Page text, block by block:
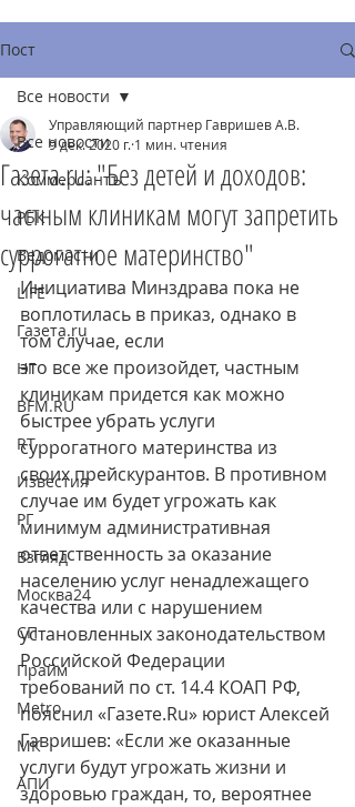
Пост
Все новости
Коммерсантъ
РБК
Ведомости
LIFE
Газета.ru
НГ
BFM.RU
RT
Известия
РГ
Взгляд
Москва24
СП
Прайм
Metro
МК
АПИ
Все новости
Газета.ru: "Без детей и доходов:
частным клиникам могут запретить
суррогатное материнство"
Управляющий партнер Гавришев А.В.
9 дек. 2020 г. 1 мин. чтения
Инициатива Минздрава пока не
воплотилась в приказ, однако в
том случае, если
это все же произойдет, частным
клиникам придется как можно
быстрее убрать услуги
суррогатного материнства из
своих прейскурантов. В противном
случае им будет угрожать как
минимум административная
ответственность за оказание
населению услуг ненадлежащего
качества или с нарушением
установленных законодательством
Российской Федерации
требований по ст. 14.4 КОАП РФ,
пояснил «Газете.Ru» юрист Алексей
Гавришев: «Если же оказанные
услуги будут угрожать жизни и
здоровью граждан, то, вероятнее